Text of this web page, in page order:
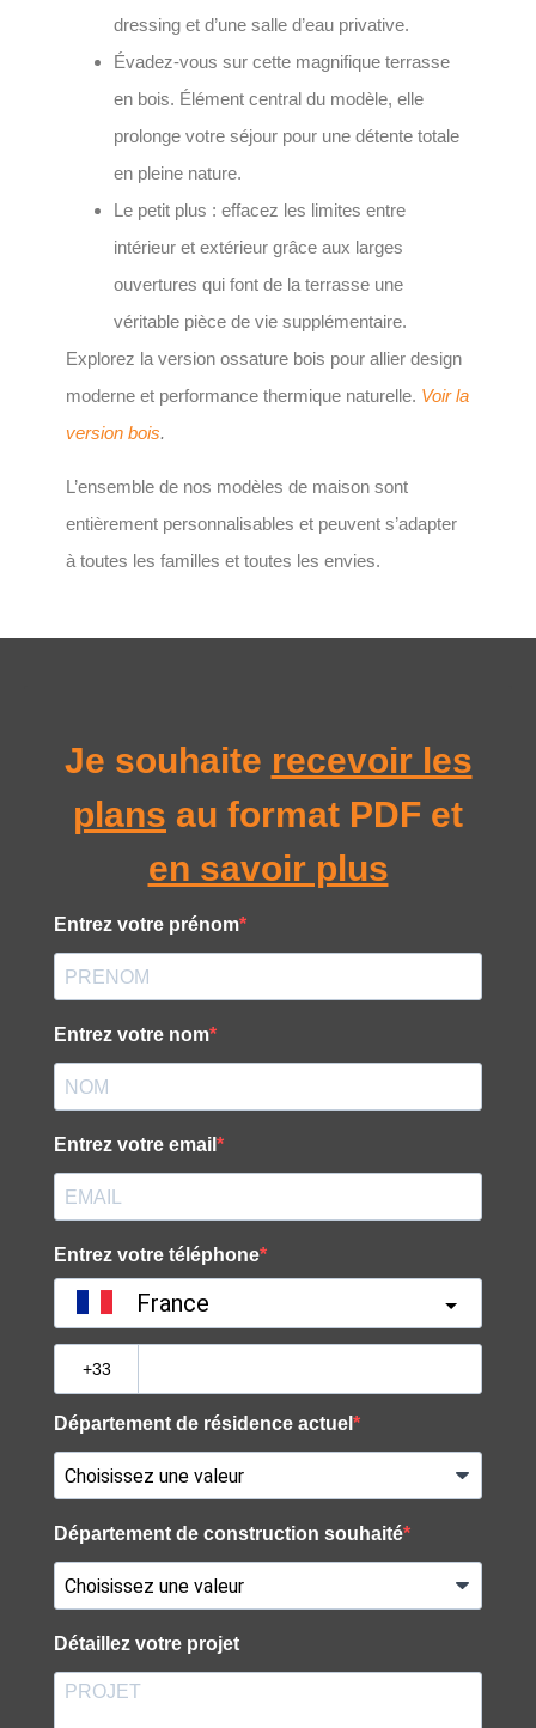
dressing et d’une salle d’eau privative.
Évadez-vous sur cette magnifique terrasse
en bois. Élément central du modèle, elle
prolonge votre séjour pour une détente totale
en pleine nature.
Le petit plus : effacez les limites entre
intérieur et extérieur grâce aux larges
ouvertures qui font de la terrasse une
véritable pièce de vie supplémentaire.
Explorez la version ossature bois pour allier design
moderne et performance thermique naturelle. Voir la
version bois.
L’ensemble de nos modèles de maison sont
entièrement personnalisables et peuvent s’adapter
à toutes les familles et toutes les envies.